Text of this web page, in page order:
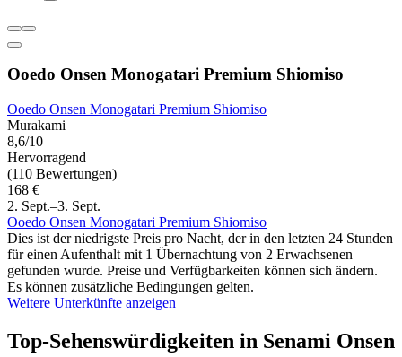
Ooedo Onsen Monogatari Premium Shiomiso
Ooedo Onsen Monogatari Premium Shiomiso
Murakami
8,6/10
Hervorragend
(110 Bewertungen)
168 €
2. Sept.–3. Sept.
Ooedo Onsen Monogatari Premium Shiomiso
Dies ist der niedrigste Preis pro Nacht, der in den letzten 24 Stunden
für einen Aufenthalt mit 1 Übernachtung von 2 Erwachsenen
gefunden wurde. Preise und Verfügbarkeiten können sich ändern.
Es können zusätzliche Bedingungen gelten.
Weitere Unterkünfte anzeigen
Top-Sehenswürdigkeiten in Senami Onsen